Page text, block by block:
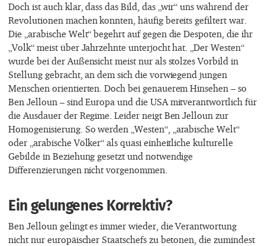
Doch ist auch klar, dass das Bild, das „wir“ uns während der
Revolutionen machen konnten, häufig bereits gefiltert war.
Die „arabische Welt“ begehrt auf gegen die Despoten, die ihr
„Volk“ meist über Jahrzehnte unterjocht hat. „Der Westen“
wurde bei der Außensicht meist nur als stolzes Vorbild in
Stellung gebracht, an dem sich die vorwiegend jungen
Menschen orientierten. Doch bei genauerem Hinsehen – so
Ben Jelloun – sind Europa und die USA mitverantwortlich für
die Ausdauer der Regime. Leider neigt Ben Jelloun zur
Homogenisierung. So werden „Westen“, „arabische Welt“
oder „arabische Völker“ als quasi einheitliche kulturelle
Gebilde in Beziehung gesetzt und notwendige
Differenzierungen nicht vorgenommen.
Ein gelungenes Korrektiv?
Ben Jelloun gelingt es immer wieder, die Verantwortung
nicht nur europäischer Staatschefs zu betonen, die zumindest